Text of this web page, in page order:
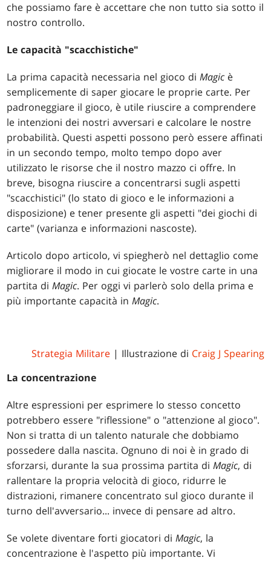
che possiamo fare è accettare che non tutto sia sotto il
nostro controllo.
Le capacità "scacchistiche"
La prima capacità necessaria nel gioco diMagic è
semplicemente di saper giocare le proprie carte. Per
padroneggiare il gioco, è utile riuscire a comprendere
le intenzioni dei nostri avversari e calcolare le nostre
probabilità. Questi aspetti possono però essere affinati
in un secondo tempo, molto tempo dopo aver
utilizzato le risorse che il nostro mazzo ci offre. In
breve, bisogna riuscire a concentrarsi sugli aspetti
"scacchistici" (lo stato di gioco e le informazioni a
disposizione) e tener presente gli aspetti "dei giochi di
carte" (varianza e informazioni nascoste).
Articolo dopo articolo, vi spiegherò nel dettaglio come
migliorare il modo in cui giocate le vostre carte in una
partita diMagic. Per oggi vi parlerò solo della prima e
più importante capacità inMagic.
Strategia Militare| Illustrazione di Craig J Spearing
La concentrazione
Altre espressioni per esprimere lo stesso concetto
potrebbero essere "riflessione" o "attenzione al gioco".
Non si tratta di un talento naturale che dobbiamo
possedere dalla nascita. Ognuno di noi è in grado di
sforzarsi, durante la sua prossima partita diMagic, di
rallentare la propria velocità di gioco, ridurre le
distrazioni, rimanere concentrato sul gioco durante il
turno dell'avversario... invece di pensare ad altro.
Se volete diventare forti giocatori diMagic, la
concentrazione è l'aspetto più importante. Vi